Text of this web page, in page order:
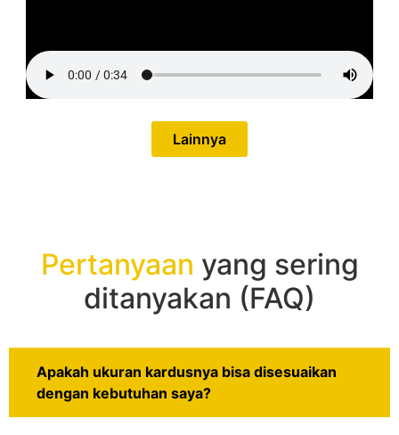
Lainnya
Pertanyaan yang sering
ditanyakan (FAQ)
Apakah ukuran kardusnya bisa disesuaikan
dengan kebutuhan saya?